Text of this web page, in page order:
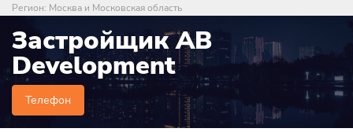
Регион: Москва и Московская область
Застройщик AB
Development
Телефон